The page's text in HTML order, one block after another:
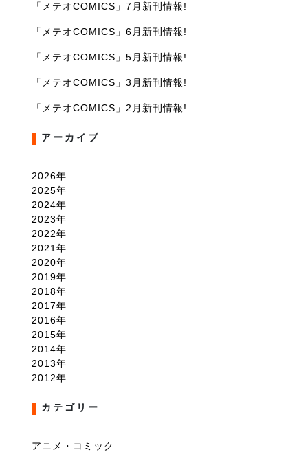
「メテオCOMICS」7月新刊情報!
「メテオCOMICS」6月新刊情報!
「メテオCOMICS」5月新刊情報!
「メテオCOMICS」3月新刊情報!
「メテオCOMICS」2月新刊情報!
アーカイブ
2026
2025
2024
2023
2022
2021
2020
2019
2018
2017
2016
2015
2014
2013
2012
カテゴリー
アニメ・コミック